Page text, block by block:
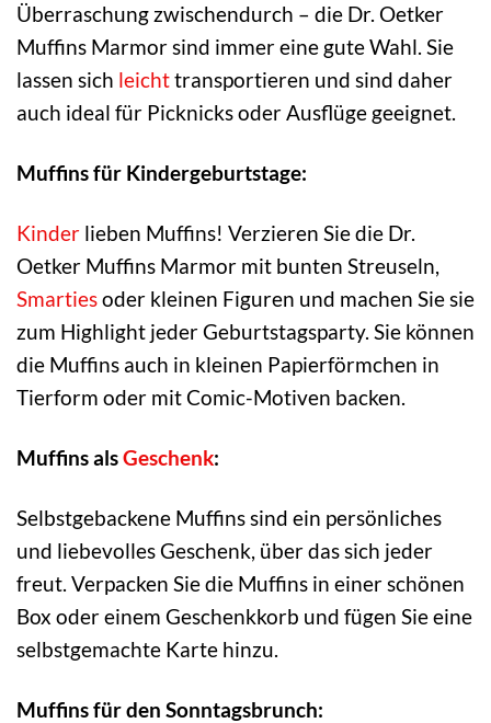
Überraschung zwischendurch – die Dr. Oetker
Muffins Marmor sind immer eine gute Wahl. Sie
lassen sich leichttransportieren und sind daher
auch ideal für Picknicks oder Ausflüge geeignet.
Muffins für Kindergeburtstage:
Kinder lieben Muffins! Verzieren Sie die Dr.
Oetker Muffins Marmor mit bunten Streuseln,
Smartiesoder kleinen Figuren und machen Sie sie
zum Highlight jeder Geburtstagsparty. Sie können
die Muffins auch in kleinen Papierförmchen in
Tierform oder mit Comic-Motiven backen.
Muffins alsGeschenk:
Selbstgebackene Muffins sind ein persönliches
und liebevolles Geschenk, über das sich jeder
freut. Verpacken Sie die Muffins in einer schönen
Box oder einem Geschenkkorb und fügen Sie eine
selbstgemachte Karte hinzu.
Muffins für den Sonntagsbrunch: